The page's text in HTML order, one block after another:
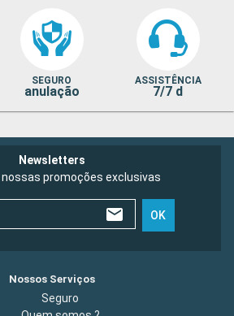
SEGURO
anulação
ASSISTÊNCIA
7/7 d
Newsletters
nossas promoções exclusivas
OK
Nossos Serviços
Seguro